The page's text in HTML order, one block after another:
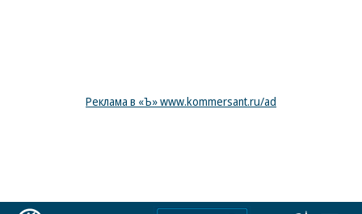
Реклама в «Ъ» www.kommersant.ru/ad